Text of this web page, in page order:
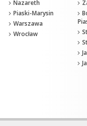
Nazareth
Piaski-Marysin
Warszawa
Wrocław